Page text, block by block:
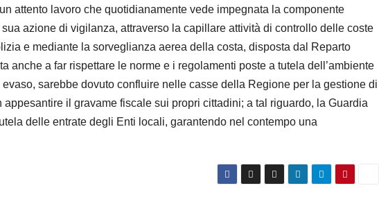
attento lavoro che quotidianamente vede impegnata la componente
azione di vigilanza, attraverso la capillare attività di controllo delle coste
e mediante la sorveglianza aerea della costa, disposta dal Reparto
anche a far rispettare le norme e i regolamenti poste a tutela dell’ambiente
sarebbe dovuto confluire nelle casse della Regione per la gestione di
il gravame fiscale sui propri cittadini; a tal riguardo, la Guardia
delle entrate degli Enti locali, garantendo nel contempo una